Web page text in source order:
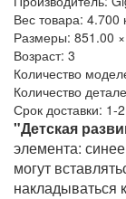
Вес товара: 4.700
Размеры: 851.00
Возраст: 3
Количество
Количество
Срок доставки: 1-
"Детская
элемента:
могут
накладываться